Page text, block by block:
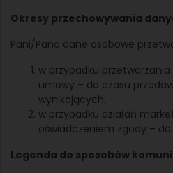
Okresy przechowywania
Pani/Pana dane osobowe
w przypadku
umowy – do czasu
wynikających;
w przypadku działań
oświadczeniem zgody – do
Legenda do sposobów